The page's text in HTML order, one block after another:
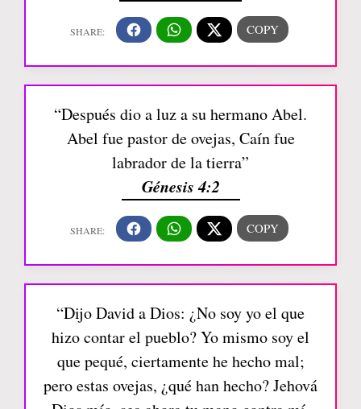
“Después dio a luz a su hermano Abel.
Abel fue pastor de ovejas, Caín fue
labrador de la tierra”
Génesis 4:2
“Dijo David a Dios: ¿No soy yo el que
hizo contar el pueblo? Yo mismo soy el
que pequé, ciertamente he hecho mal;
pero estas ovejas, ¿qué han hecho? Jehová